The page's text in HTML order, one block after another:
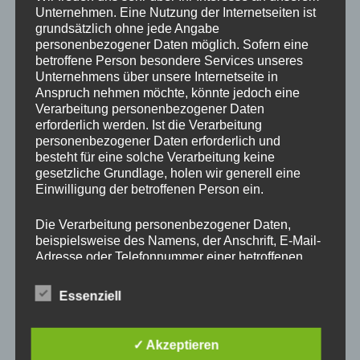
Drechslerei Spitzbart
In diesem zweitägigen Kurs zeig ich Euch die Basics des
drechseln in Längs und Querholz.
Ihr werdet den richtigen Umgang mit der Drehbank und mit
den verschiedenen Spannvorrichtungen lernen. Auch das
Verwenden der Drechseleisen und deren Schärfen werden
wir uns ansehen.
Da in diesem Kurs nur Platz für 2 Schüler ist, bitte schnell
Die Kurskosten belaufen sich auf nur€ 300.– inkl. Ust.
Kurszeiten sind an beiden Tagen von 8 Uhr bis 18 Uhr.
Maschinen und Werkzeug.
Unternehmen. Eine Nutzung der Internetseiten ist
grundsätzlich ohne jede Angabe
personenbezogener Daten möglich. Sofern eine
betroffene Person besondere Services unseres
Unternehmens über unsere Internetseite in
Anspruch nehmen möchte, könnte jedoch eine
Verarbeitung personenbezogener Daten
erforderlich werden. Ist die Verarbeitung
personenbezogener Daten erforderlich und
besteht für eine solche Verarbeitung keine
gesetzliche Grundlage, holen wir generell eine
Einwilligung der betroffenen Person ein.
Die Verarbeitung personenbezogener Daten,
beispielsweise des Namens, der Anschrift, E-Mail-
Adresse oder Telefonnummer einer betroffenen
Datenschutz-Grundverordnung und in
Übereinstimmung mit den für uns geltenden
Mittels dieser Datenschutzerklärung möchte unser
Unternehmen die Öffentlichkeit über Art, Umfang
Essenziell
✓ Akzeptieren